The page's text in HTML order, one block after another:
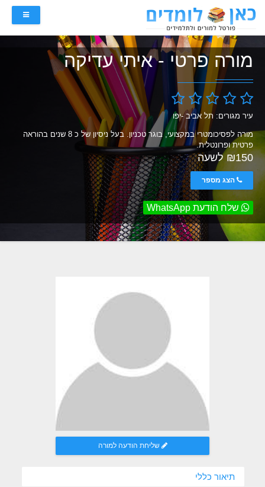
מורה פרטי - איתי עדיקה
עיר מגורים: תל אביב -יפו
מורה לפסיכומטרי במקצועי, בוגר טכניון. בעל ניסיון של כ 8 שנים בהוראה
פרטית ופרונטלית.
₪150 לשעה
הצג מספר
שלח הודעת WhatsApp
שליחת הודעה למורה
תיאור כללי